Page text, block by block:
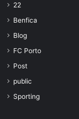
22
Benfica
Blog
FC Porto
Post
public
Sporting